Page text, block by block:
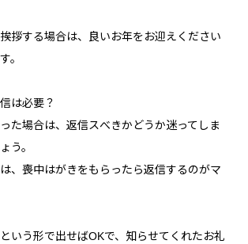
拶する場合は、良いお年をお迎えください
。
は必要？
た場合は、返信スべきかどうか迷ってしま
う。
、喪中はがきをもらったら返信するのがマ
いう形で出せばOKで、知らせてくれたお礼